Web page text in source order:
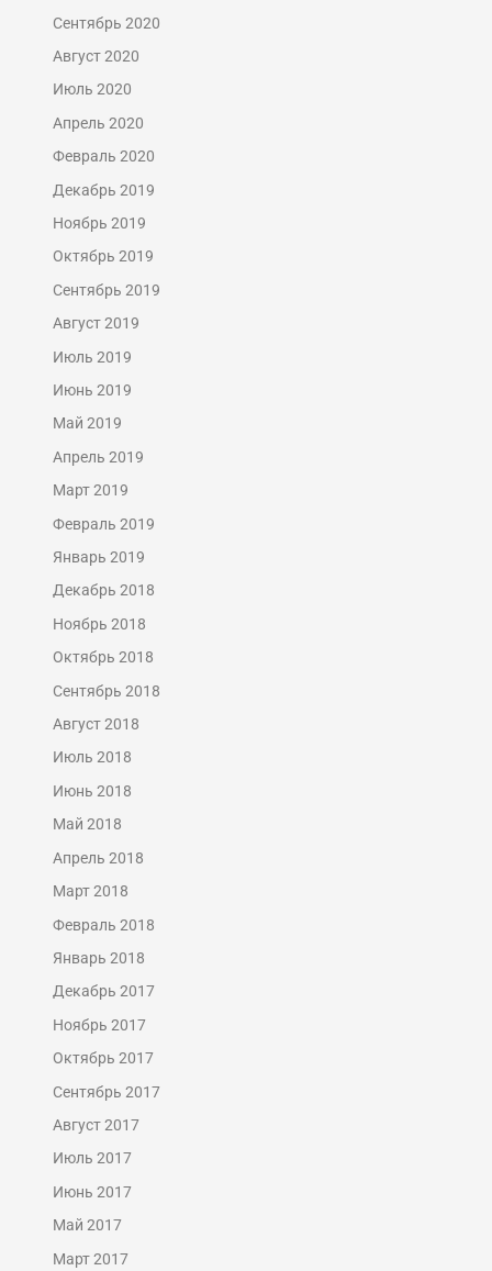
Сентябрь 2020
Август 2020
Июль 2020
Апрель 2020
Февраль 2020
Декабрь 2019
Ноябрь 2019
Октябрь 2019
Сентябрь 2019
Август 2019
Июль 2019
Июнь 2019
Май 2019
Апрель 2019
Март 2019
Февраль 2019
Январь 2019
Декабрь 2018
Ноябрь 2018
Октябрь 2018
Сентябрь 2018
Август 2018
Июль 2018
Июнь 2018
Май 2018
Апрель 2018
Март 2018
Февраль 2018
Январь 2018
Декабрь 2017
Ноябрь 2017
Октябрь 2017
Сентябрь 2017
Август 2017
Июль 2017
Июнь 2017
Май 2017
Март 2017